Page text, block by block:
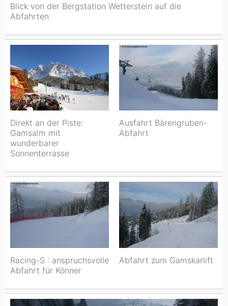
Blick von der Bergstation Wetterstein auf die
Abfahrten
Direkt an der Piste:
Gamsalm mit
wunderbarer
Sonnenterrasse
Ausfahrt Bärengruben-
Abfahrt
Racing-S : anspruchsvolle
Abfahrt für Könner
Abfahrt zum Gamskarlift